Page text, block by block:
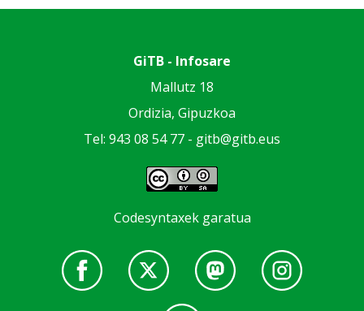
GiTB - Infosare
Mallutz 18
Ordizia, Gipuzkoa
Tel: 943 08 54 77 - gitb@gitb.eus
Codesyntaxek garatua